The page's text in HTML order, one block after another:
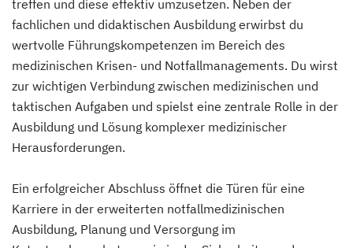
treffen und diese effektiv umzusetzen. Neben der
fachlichen und didaktischen Ausbildung erwirbst du
wertvolle Führungskompetenzen im Bereich des
medizinischen Krisen- und Notfallmanagements. Du wirst
zur wichtigen Verbindung zwischen medizinischen und
taktischen Aufgaben und spielst eine zentrale Rolle in der
Ausbildung und Lösung komplexer medizinischer
Herausforderungen.
Ein erfolgreicher Abschluss öffnet die Türen für eine
Karriere in der erweiterten notfallmedizinischen
Ausbildung, Planung und Versorgung im